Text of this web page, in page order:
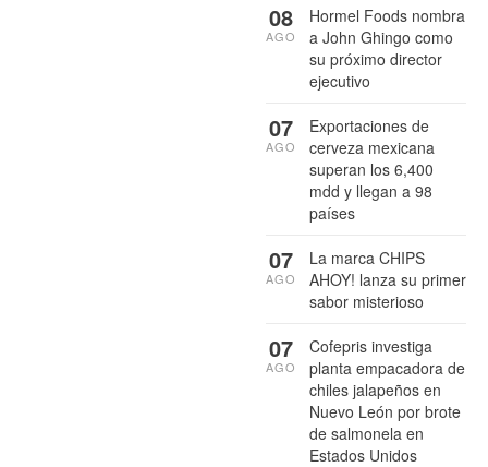
Hormel Foods nombra
a John Ghingo como
su próximo director
ejecutivo
08
AGO
Exportaciones de
cerveza mexicana
superan los 6,400
mdd y llegan a 98
países
07
AGO
La marca CHIPS
AHOY! lanza su primer
sabor misterioso
07
AGO
Cofepris investiga
planta empacadora de
chiles jalapeños en
Nuevo León por brote
de salmonela en
Estados Unidos
07
AGO